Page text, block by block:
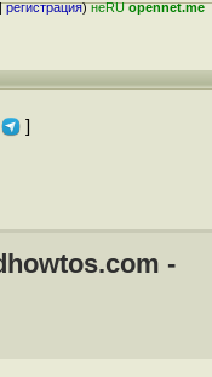
регистрация)неRUopennet.me
]
-